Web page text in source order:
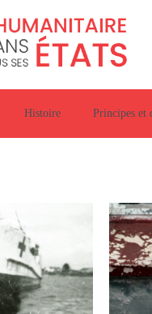
Histoire Principes et